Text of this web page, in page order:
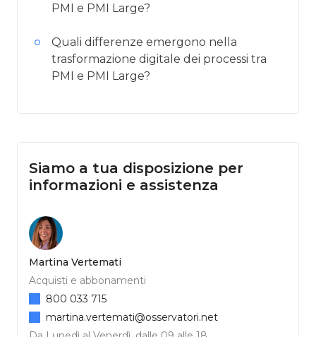
PMI e PMI Large?
Quali differenze emergono nella
trasformazione digitale dei processi tra
PMI e PMI Large?
Siamo a tua disposizione per
informazioni e assistenza
Martina Vertemati
Acquisti e abbonamenti
800 033 715
martina.vertemati@osservatori.net